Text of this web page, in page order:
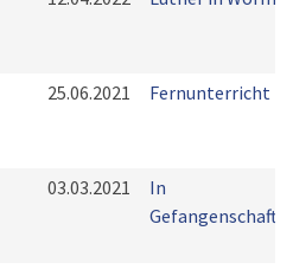
25.06.2021 Fernunterricht
03.03.2021
In
Gefangenschaft